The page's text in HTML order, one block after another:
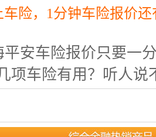
险，1分钟车险报价
平安车险报价只要一
项车险有用？听人说